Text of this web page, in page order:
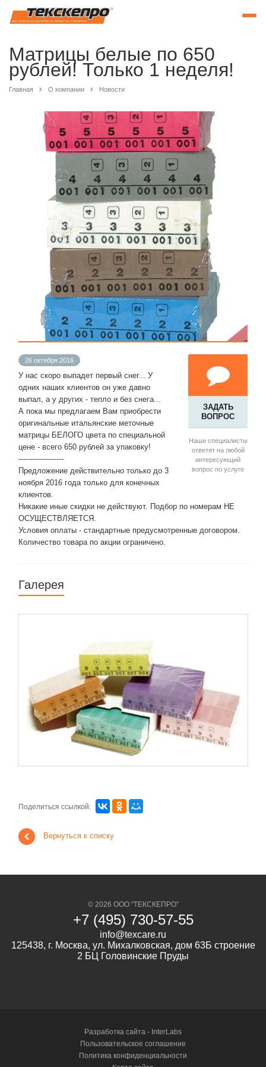
Матрицы белые по 650
рублей! Только 1 неделя!
Главная О компании Новости
ЗАДАТЬ
ВОПРОС
Наши специалисты
ответят на любой
интересующий
вопрос по услуге
26 октября 2016
У нас скоро выпадет первый снег... У
одних наших клиентов он уже давно
выпал, а у других - тепло и без снега...
А пока мы предлагаем Вам приобрести
оригинальные итальянские меточные
матрицы БЕЛОГО цвета по специальной
цене - всего 650 рублей за упаковку!
-------------------
Предложение действительно только до 3
ноября 2016 года только для конечных
клиентов.
Никакие иные скидки не действуют. Подбор по номерам НЕ
ОСУЩЕСТВЛЯЕТСЯ.
Условия оплаты - стандартные предусмотренные договором.
Количество товара по акции ограничено.
Галерея
Поделиться ссылкой:
Вернуться к списку
© 2026 ООО "ТЕКСКЕПРО"
+7 (495) 730-57-55
info@texcare.ru
125438, г. Москва, ул. Михалковская, дом 63Б строение
2 БЦ Головинские Пруды
Разработка сайта - InterLabs
Пользовательское соглашение
Политика конфиденциальности